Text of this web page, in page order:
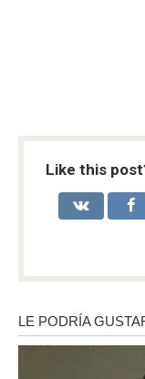
Like this